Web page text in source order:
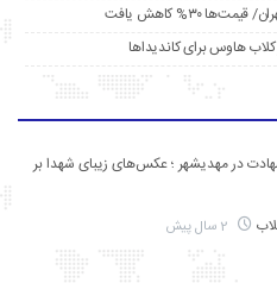
۳۰% کاهش یافت
در مهدیشهر ؛ عکس‌های زیبای شهدا بر